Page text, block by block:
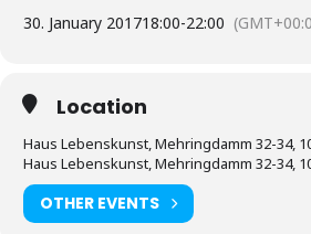
30. January 201718:00-22:00
Location
Haus Lebenskunst, Mehringdamm 32-34,
Haus Lebenskunst, Mehringdamm 32-34,
OTHER EVENTS